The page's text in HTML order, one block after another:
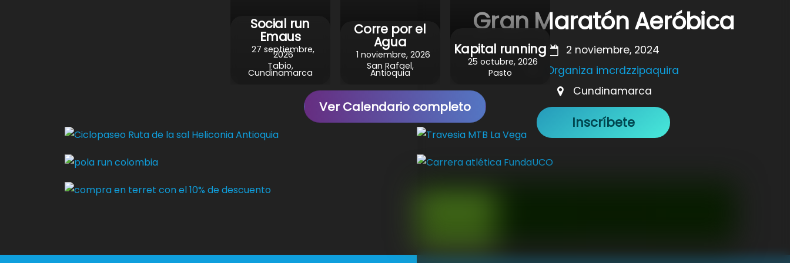
Gran Maratón Aeróbica
2 noviembre, 2024
Organiza imcrdzzipaquira
Cundinamarca
Inscríbete
Social run
Emaus
27 septiembre,
2026
Tabio,
Cundinamarca
Corre por el
Agua
1 noviembre, 2026
San Rafael,
Antioquia
Kapital running
25 octubre, 2026
Pasto
Ver Calendario completo